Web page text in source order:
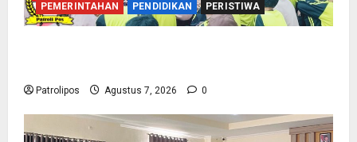
PEMERINTAHAN
PENDIDIKAN PERISTIWA
Patrolipos Agustus 7, 2026 0